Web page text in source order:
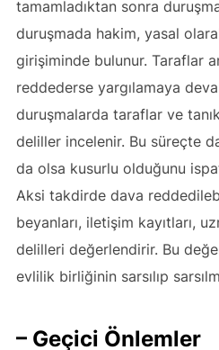
tamamladıktan sonra
duruşmada hakim, yasal
girişiminde bulunur. Taraflar
reddederse yargılamaya
duruşmalarda taraflar ve
deliller incelenir. Bu süreçte
da olsa kusurlu olduğunu
Aksi takdirde dava
beyanları, iletişim kayıtları,
delilleri değerlendirir. Bu
evlilik birliğinin sarsılıp
– Geçici Önlemler